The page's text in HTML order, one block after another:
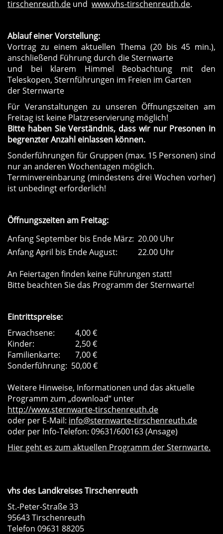
tirschenreuth.de und www.vhs-tirschenreuth.de.
Ablauf einer Vorstellung:
Vortrag zu einem aktuellen Thema (20 bis 45 min.),
anschließend Führung durch die Sternwarte
und bei klarem Himmel Beobachtung mit den
Teleskopen, Sternführungen im Freien im Garten
der Sternwarte
Für Veranstaltungen zu unseren Öffnungszeiten am
Freitag ist keine Platzreservierung möglich!
Bitte haben Sie Verständnis, dass wir nur Presonen in
begrenzter Anzahl einlassen können.
Sonderführungen für Gruppen (max. 15 Personen) sind
nur an anderen Wochentagen möglich.
Terminvereinbarung (mindestens drei Wochen vorher)
ist unbedingt erforderlich!
Öffnungszeiten am Freitag:
Anfang September bis Ende März: 20.00 Uhr
Anfang April bis Ende August:
22.00 Uhr
An Feiertagen finden keine Führungen statt!
Bitte beachten Sie das Programm der Sternwarte!
Eintrittspreise:
Erwachsene:
4,00 €
Kinder:
2,50 €
Familienkarte:
7,00 €
Sonderführung: 50,00 €
Weitere Hinweise, Informationen und das aktuelle
Programm zum „download“ unter
http://www.sternwarte-tirschenreuth.de
oder per E-Mail: info@sternwarte-tirschenreuth.de
oder per Info-Telefon: 09631/600163 (Ansage)
Hier geht es zum aktuellen Programm der Sternwarte.
vhs des Landkreises Tirschenreuth
St.-Peter-Straße 33
95643 Tirschenreuth
Telefon 09631 88205